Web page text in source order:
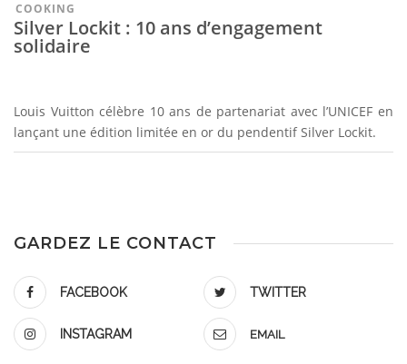
COOKING
Silver Lockit : 10 ans d’engagement
solidaire
Louis Vuitton célèbre 10 ans de partenariat avec l’UNICEF en
lançant une édition limitée en or du pendentif Silver Lockit.
GARDEZ LE CONTACT
FACEBOOK TWITTER
INSTAGRAM EMAIL